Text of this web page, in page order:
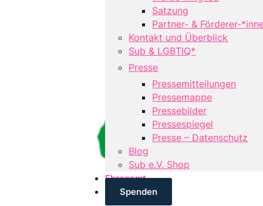
Satzung
Partner- & Förderer-
Kontakt und Überblick
Sub & LGBTIQ*
Presse
Pressemitteilungen
Pressemappe
Pressebilder
Pressespiegel
Presse – Datenschutz
Blog
Sub e.V. Shop
Ehrenamt
Spenden